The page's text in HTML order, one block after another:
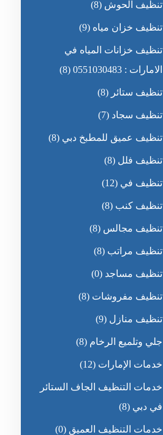
تنظيف الحوش (8)
تنظيف خزان مياه (9)
تنظيف خزانات المياه في
الامارات : 0551030483
(8)
تنظيف ستائر (8)
تنظيف سجاد (7)
تنظيف عميق للمطبخ دبي (8)
تنظيف فلل (8)
تنظيف في (12)
تنظيف كنب (8)
تنظيف مجالس (8)
تنظيف مراتب (8)
تنظيف مساجد (0)
تنظيف مفروشات (8)
تنظيف منازل (9)
جلي وتلميع الرخام (8)
خدمات الإمارات (12)
خدمات التنظيف الجاف الستائر
في دبي (8)
خدمات التنظيف العميق (0)